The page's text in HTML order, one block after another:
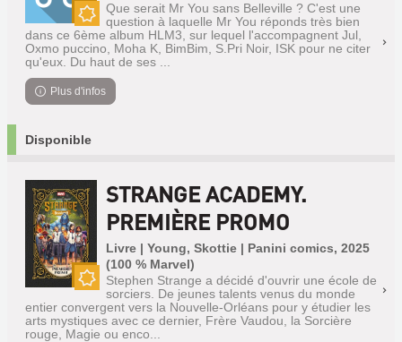
Nouveauté
Que serait Mr You sans Belleville ? C'est une
question à laquelle Mr You réponds très bien
dans ce 6ème album HLM3, sur lequel l'accompagnent Jul,
Oxmo puccino, Moha K, BimBim, S.Pri Noir, ISK pour ne citer
qu'eux. Du haut de ses ...
Plus d'infos
Disponible
STRANGE ACADEMY.
PREMIÈRE PROMO
Livre | Young, Skottie | Panini comics, 2025
(100 % Marvel)
Stephen Strange a décidé d'ouvrir une école de
sorciers. De jeunes talents venus du monde
entier convergent vers la Nouvelle-Orléans pour y étudier les
arts mystiques avec ce dernier, Frère Vaudou, la Sorcière
rouge, Magie ou enco...